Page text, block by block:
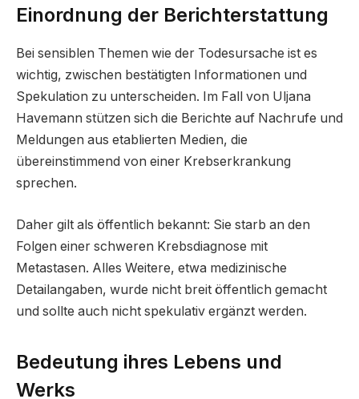
Einordnung der Berichterstattung
Bei sensiblen Themen wie der Todesursache ist es
wichtig, zwischen bestätigten Informationen und
Spekulation zu unterscheiden. Im Fall von Uljana
Havemann stützen sich die Berichte auf Nachrufe und
Meldungen aus etablierten Medien, die
übereinstimmend von einer Krebserkrankung
sprechen.
Daher gilt als öffentlich bekannt: Sie starb an den
Folgen einer schweren Krebsdiagnose mit
Metastasen. Alles Weitere, etwa medizinische
Detailangaben, wurde nicht breit öffentlich gemacht
und sollte auch nicht spekulativ ergänzt werden.
Bedeutung ihres Lebens und
Werks